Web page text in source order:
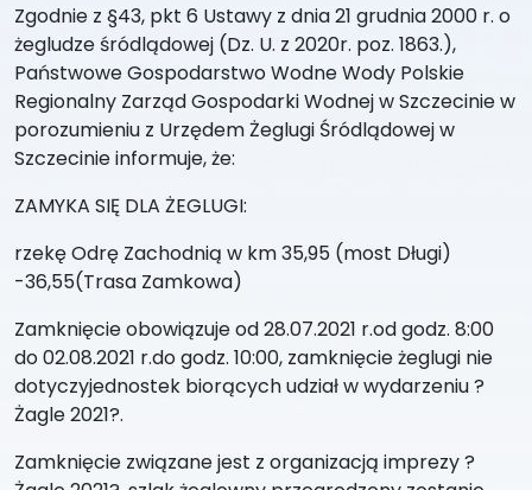
Zgodnie z §43, pkt 6 Ustawy z dnia 21 grudnia 2000 r. o
żegludze śródlądowej (Dz. U. z 2020r. poz. 1863.),
Państwowe Gospodarstwo Wodne Wody Polskie
Regionalny Zarząd Gospodarki Wodnej w Szczecinie w
porozumieniu z Urzędem Żeglugi Śródlądowej w
Szczecinie informuje, że:
ZAMYKA SIĘ DLA ŻEGLUGI:
rzekę Odrę Zachodnią w km 35,95 (most Długi)
-36,55(Trasa Zamkowa)
Zamknięcie obowiązuje od 28.07.2021 r.od godz. 8:00
do 02.08.2021 r.do godz. 10:00, zamknięcie żeglugi nie
dotyczyjednostek biorących udział w wydarzeniu ?
Żagle 2021?.
Zamknięcie związane jest z organizacją imprezy ?